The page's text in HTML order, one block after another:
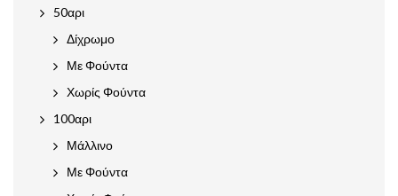
50αρι
Δίχρωμο
Με Φούντα
Χωρίς Φούντα
100αρι
Μάλλινο
Με Φούντα